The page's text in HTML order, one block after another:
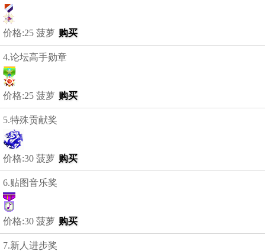
价格:25 菠萝 购买
4.论坛高手勋章
价格:25 菠萝 购买
5.特殊贡献奖
价格:30 菠萝 购买
6.贴图音乐奖
价格:30 菠萝 购买
7.新人进步奖